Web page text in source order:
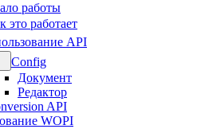
работы
это работает
API
Config
Документ
Редактор
API
WOPI